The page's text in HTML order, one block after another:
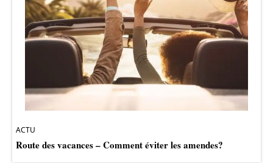
ACTU
Route des vacances – Comment éviter les amendes?